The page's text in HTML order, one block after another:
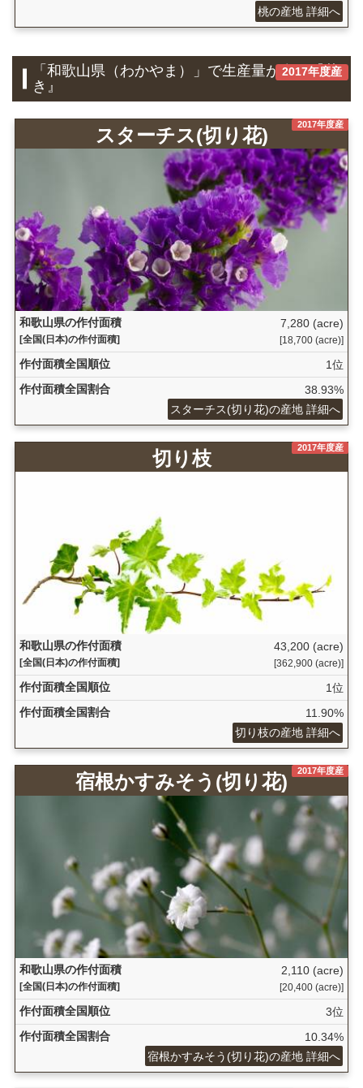
桃の産地 詳細へ
2017年度産
「和歌山県（わかやま）」で生産量が多い『花
き』
2017年度産
スターチス(切り花)
和歌山県の作付面積
[全国(日本)の作付面積]
7,280 (acre)
[18,700 (acre)]
作付面積全国順位
1位
作付面積全国割合
38.93%
スターチス(切り花)の産地 詳細へ
2017年度産
切り枝
和歌山県の作付面積
[全国(日本)の作付面積]
43,200 (acre)
[362,900 (acre)]
作付面積全国順位
1位
作付面積全国割合
11.90%
切り枝の産地 詳細へ
2017年度産
宿根かすみそう(切り花)
和歌山県の作付面積
[全国(日本)の作付面積]
2,110 (acre)
[20,400 (acre)]
作付面積全国順位
3位
作付面積全国割合
10.34%
宿根かすみそう(切り花)の産地 詳細へ